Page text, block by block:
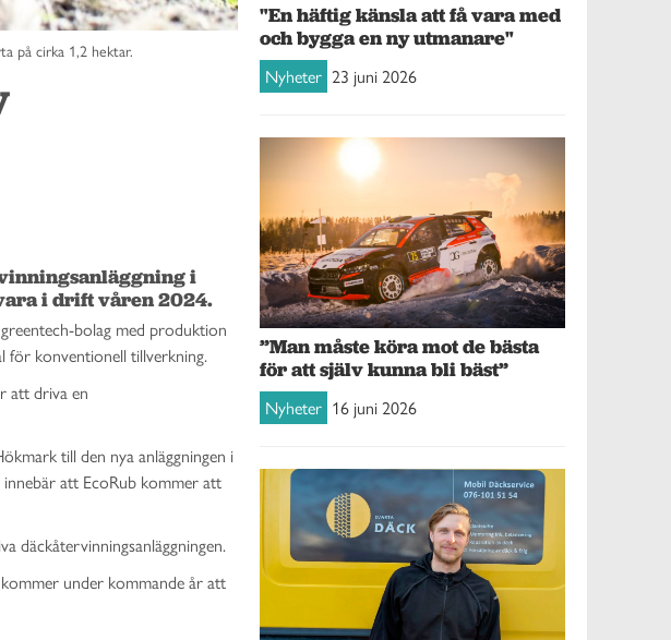
på cirka 1,2 hektar.
i
i drift våren 2024.
bolag med produktion
för konventionell tillverkning.
att driva en
till den nya anläggningen i
att EcoRub kommer att
däckåtervinningsanläggningen.
under kommande år att
"En häftig känsla att få vara med
och bygga en ny utmanare"
Nyheter 23 juni 2026
”Man måste köra mot de bästa
för att själv kunna bli bäst”
Nyheter 16 juni 2026